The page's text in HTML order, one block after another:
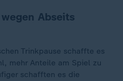
Abseits
Trinkpause schaffte es
mehr Anteile am Spiel zu
schafften es die